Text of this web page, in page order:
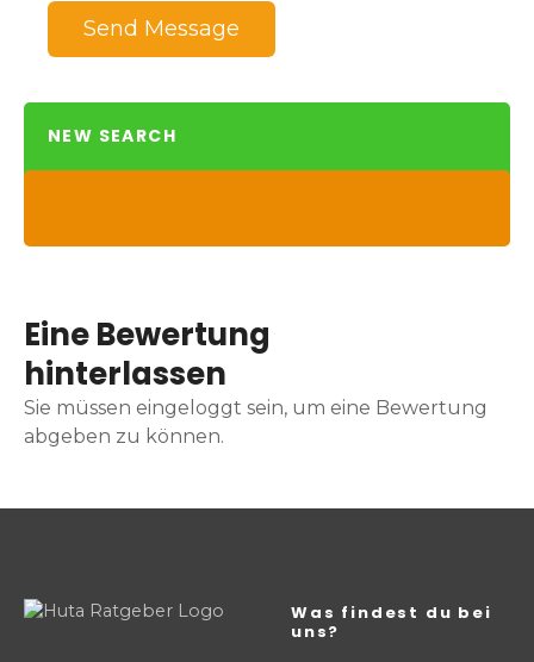
Send Message
NEW SEARCH
Eine Bewertung
hinterlassen
Sie müssen eingeloggt sein, um eine Bewertung
abgeben zu können.
Was findest du bei
uns?